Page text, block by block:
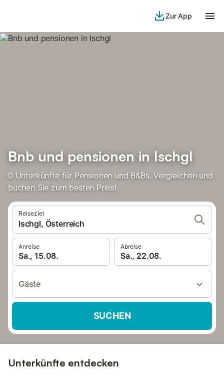
Zur App
Bnb und pensionen in Ischgl
0 Unterkünfte für Pensionen und B&Bs. Vergleichen und
buchen Sie zum besten Preis!
Reiseziel
Ischgl, Österreich
Anreise
Sa., 15.08.
Abreise
Sa., 22.08.
Gäste
SUCHEN
Unterkünfte entdecken